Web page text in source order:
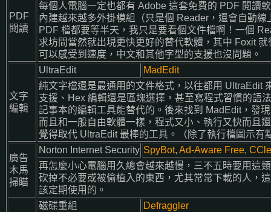
PDF
閱讀
每個人電腦一定也都有 Adobe 這套免費的 PDF 閱讀
內建越來越多外掛模組（只是個 Reader，還會自動線
PDF 檔都要等半天，我只是要看個文件檔啊！一個
求坊間當然就出現更快更好的替代軟體，其中 Foxit
可以感受到速度，中文和其他字型的支援也沒問題。
文字
編輯
UltraEdit
MadEdit
純文字檔還是最通用的文件格式，以往都用 UltraEdit
支援、Hex 編輯還是區塊選擇，甚至寫程式習慣的語
記事本的編輯工具能替代的。後來找到 MadEdit，發
而且和一般自由軟體一樣，程式又小、執行又快而且
覺得取代 UltraEdit 最棒的工具。（除了執行檔圖示有
廣告
木馬
掃瞄
Norton Internet Security SpyBot, Ad-Aware Free,
再怎麼小心電腦用久總會越來越慢，三不五時要用這
砍掉不必要或被偷植入的東西，尤其常常下載的人，
該定期使用的。
磁碟重組
Defraggler